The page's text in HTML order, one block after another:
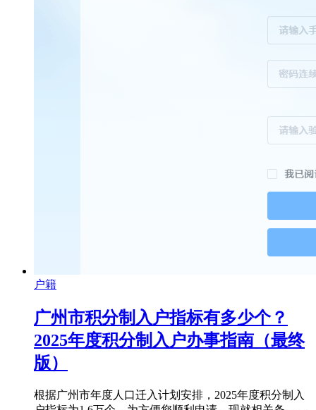
户籍
广州市积分制入户指标有多少个？
2025年度积分制入户办事指南（最终
版）
根据广州市年度人口迁入计划安排，2025年度积分制入